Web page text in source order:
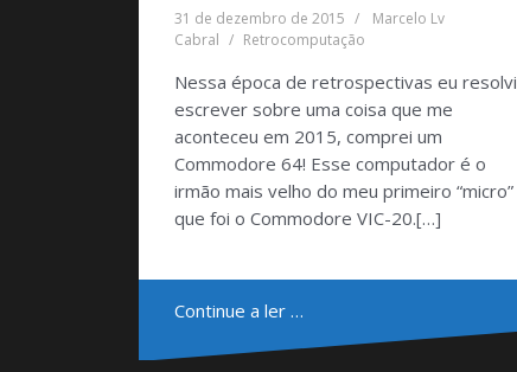
31 de dezembro de 2015
Marcelo Lv
Cabral
Retrocomputação
Nessa época de retrospectivas eu resolvi
escrever sobre uma coisa que me
aconteceu em 2015, comprei um
Commodore 64! Esse computador é o
irmão mais velho do meu primeiro “micro”
que foi o Commodore VIC-20.[…]
Continue a ler …